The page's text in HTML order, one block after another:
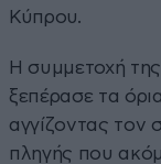
Κύπρου.
Η συμμετοχή
ξεπέρασε τα
αγγίζοντας τον
πληγής που